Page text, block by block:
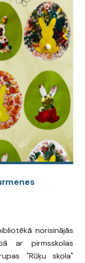
norisinājās
ar pirmsskolas
"Rūķu skola"